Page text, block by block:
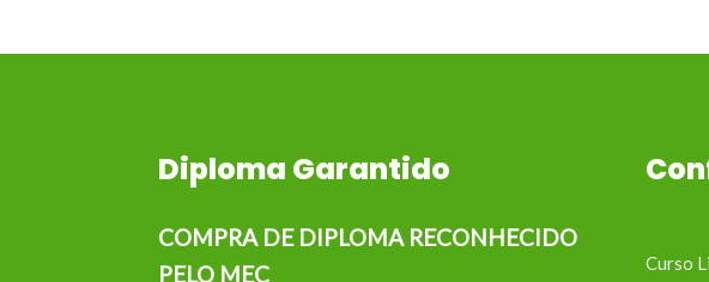
Diploma Garantido
COMPRA DE DIPLOMA RECONHECIDO
PELO MEC
Curso